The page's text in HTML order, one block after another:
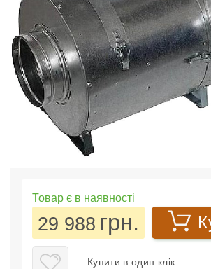
Товар є в наявності
29 988 грн.
Купити в один клік